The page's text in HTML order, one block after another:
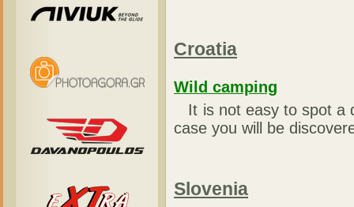
Croatia
Wild camping
It is not easy to spot a
case you will be
Slovenia